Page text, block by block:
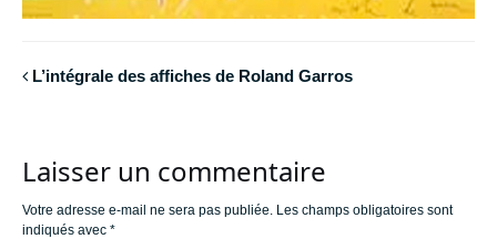
L’intégrale des affiches de Roland Garros
Laisser un commentaire
Votre adresse e-mail ne sera pas publiée. Les champs obligatoires sont
indiqués avec *